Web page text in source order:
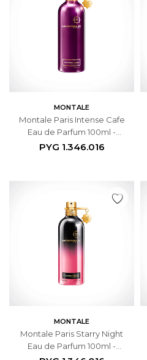
MONTALE
Montale Paris Intense Cafe
Eau de Parfum 100ml -
Unisex
PYG 1.346.016
MONTALE
Montale Paris Starry Night
Eau de Parfum 100ml -